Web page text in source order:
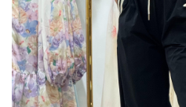
Costume de baie